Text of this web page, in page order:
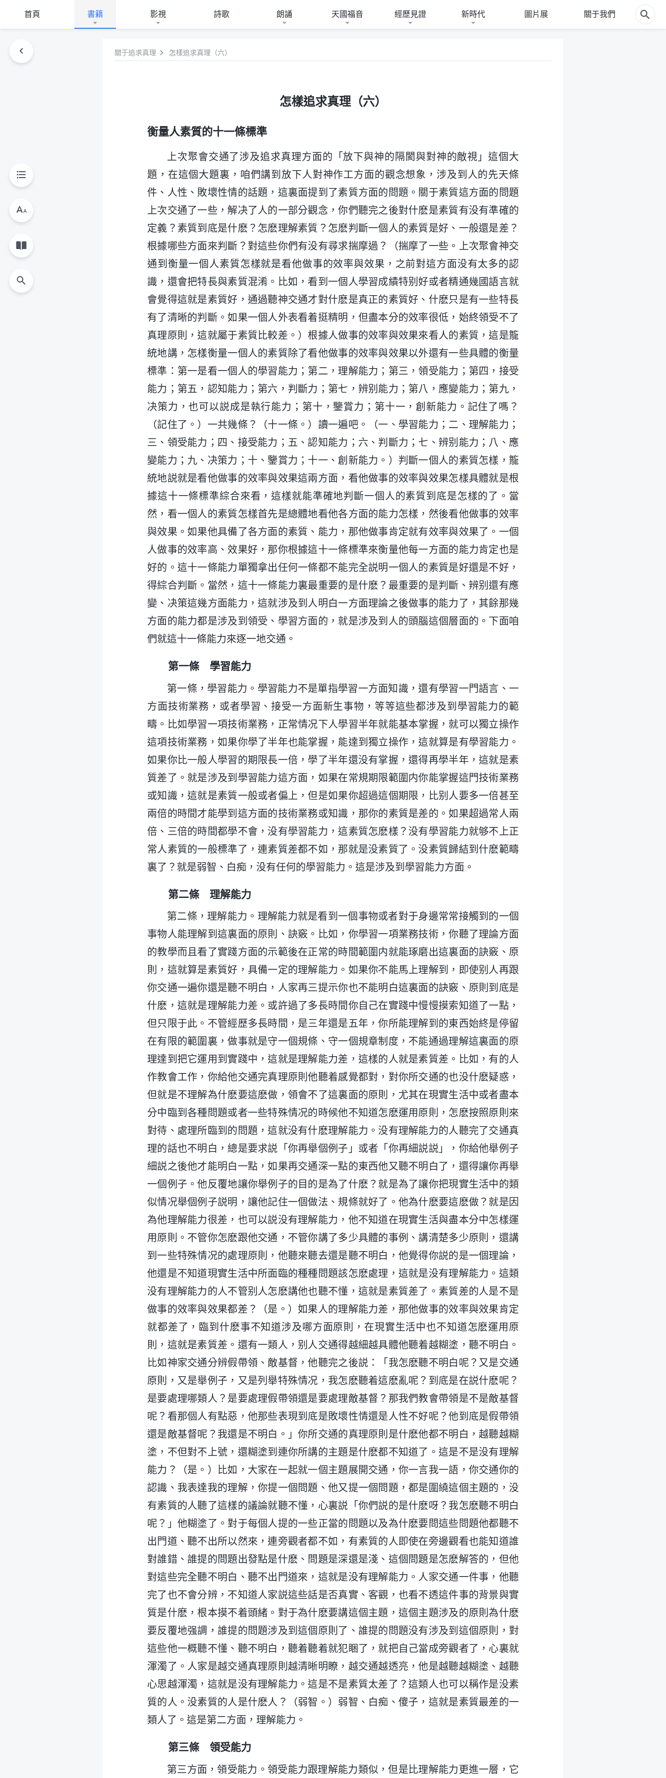
首頁 書籍 影視 詩歌 朗誦 天國福音 經歷見證 新時代 圖片展 關于我們
關于追求真理 怎樣追求真理（六）
怎樣追求真理（六）
衡量人素質的十一條標準
上次聚會交通了涉及追求真理方面的「放下與神的隔閡與對神的敵視」這個大
題，在這個大題裏，咱們講到放下人對神作工方面的觀念想象，涉及到人的先天條
件、人性、敗壞性情的話題，這裏面提到了素質方面的問題。關于素質這方面的問題
上次交通了一些，解决了人的一部分觀念，你們聽完之後對什麽是素質有没有準確的
定義？素質到底是什麽？怎麽理解素質？怎麽判斷一個人的素質是好、一般還是差？
根據哪些方面來判斷？對這些你們有没有尋求揣摩過？（揣摩了一些。上次聚會神交
通到衡量一個人素質怎樣就是看他做事的效率與效果，之前對這方面没有太多的認
識，還會把特長與素質混淆。比如，看到一個人學習成績特别好或者精通幾國語言就
會覺得這就是素質好，通過聽神交通才對什麽是真正的素質好、什麽只是有一些特長
有了清晰的判斷。如果一個人外表看着挺精明，但盡本分的效率很低，始終領受不了
真理原則，這就屬于素質比較差。）根據人做事的效率與效果來看人的素質，這是籠
統地講，怎樣衡量一個人的素質除了看他做事的效率與效果以外還有一些具體的衡量
標準：第一是看一個人的學習能力；第二，理解能力；第三，領受能力；第四，接受
能力；第五，認知能力；第六，判斷力；第七，辨别能力；第八，應變能力；第九，
决策力，也可以説成是執行能力；第十，鑒賞力；第十一，創新能力。記住了嗎？
（記住了。）一共幾條？（十一條。）讀一遍吧。（一、學習能力；二、理解能力；
三、領受能力；四、接受能力；五、認知能力；六、判斷力；七、辨别能力；八、應
變能力；九、决策力；十、鑒賞力；十一、創新能力。）判斷一個人的素質怎樣，籠
統地説就是看他做事的效率與效果這兩方面，看他做事的效率與效果怎樣具體就是根
據這十一條標準綜合來看，這樣就能準確地判斷一個人的素質到底是怎樣的了。當
然，看一個人的素質怎樣首先是總體地看他各方面的能力怎樣，然後看他做事的效率
與效果。如果他具備了各方面的素質、能力，那他做事肯定就有效率與效果了。一個
人做事的效率高、效果好，那你根據這十一條標準來衡量他每一方面的能力肯定也是
好的。這十一條能力單獨拿出任何一條都不能完全説明一個人的素質是好還是不好，
得綜合判斷。當然，這十一條能力裏最重要的是什麽？最重要的是判斷、辨别還有應
變、决策這幾方面能力，這就涉及到人明白一方面理論之後做事的能力了，其餘那幾
方面的能力都是涉及到領受、學習方面的，就是涉及到人的頭腦這個層面的。下面咱
們就這十一條能力來逐一地交通。
第一條 學習能力
第一條，學習能力。學習能力不是單指學習一方面知識，還有學習一門語言、一
方面技術業務，或者學習、接受一方面新生事物，等等這些都涉及到學習能力的範
疇。比如學習一項技術業務，正常情况下人學習半年就能基本掌握，就可以獨立操作
這項技術業務，如果你學了半年也能掌握，能達到獨立操作，這就算是有學習能力。
如果你比一般人學習的期限長一倍，學了半年還没有掌握，還得再學半年，這就是素
質差了。就是涉及到學習能力這方面，如果在常規期限範圍内你能掌握這門技術業務
或知識，這就是素質一般或者偏上，但是如果你超過這個期限，比别人要多一倍甚至
兩倍的時間才能學到這方面的技術業務或知識，那你的素質是差的。如果超過常人兩
倍、三倍的時間都學不會，没有學習能力，這素質怎麽樣？没有學習能力就够不上正
常人素質的一般標準了，連素質差都不如，那就是没素質了。没素質歸結到什麽範疇
裏了？就是弱智、白痴，没有任何的學習能力。這是涉及到學習能力方面。
第二條 理解能力
第二條，理解能力。理解能力就是看到一個事物或者對于身邊常常接觸到的一個
事物人能理解到這裏面的原則、訣竅。比如，你學習一項業務技術，你聽了理論方面
的教學而且看了實踐方面的示範後在正常的時間範圍内就能琢磨出這裏面的訣竅、原
則，這就算是素質好，具備一定的理解能力。如果你不能馬上理解到，即使别人再跟
你交通一遍你還是聽不明白，人家再三提示你也不能明白這裏面的訣竅、原則到底是
什麽，這就是理解能力差。或許過了多長時間你自己在實踐中慢慢摸索知道了一點，
但只限于此。不管經歷多長時間，是三年還是五年，你所能理解到的東西始終是停留
在有限的範圍裏，做事就是守一個規條、守一個規章制度，不能通過理解這裏面的原
理達到把它運用到實踐中，這就是理解能力差，這樣的人就是素質差。比如，有的人
作教會工作，你給他交通完真理原則他聽着感覺都對，對你所交通的也没什麽疑惑，
但就是不理解為什麽要這麽做，領會不了這裏面的原則，尤其在現實生活中或者盡本
分中臨到各種問題或者一些特殊情况的時候他不知道怎麽運用原則，怎麽按照原則來
對待、處理所臨到的問題，這就没有什麽理解能力。没有理解能力的人聽完了交通真
理的話也不明白，總是要求説「你再舉個例子」或者「你再細説説」，你給他舉例子
細説之後他才能明白一點，如果再交通深一點的東西他又聽不明白了，還得讓你再舉
一個例子。他反覆地讓你舉例子的目的是為了什麽？就是為了讓你把現實生活中的類
似情况舉個例子説明，讓他記住一個做法、規條就好了。他為什麽要這麽做？就是因
為他理解能力很差，也可以説没有理解能力，他不知道在現實生活與盡本分中怎樣運
用原則。不管你怎麽跟他交通，不管你講了多少具體的事例、講清楚多少原則，還講
到一些特殊情况的處理原則，他聽來聽去還是聽不明白，他覺得你説的是一個理論，
他還是不知道現實生活中所面臨的種種問題該怎麽處理，這就是没有理解能力。這類
没有理解能力的人不管别人怎麽講他也聽不懂，這就是素質差了。素質差的人是不是
做事的效率與效果都差？（是。）如果人的理解能力差，那他做事的效率與效果肯定
就都差了，臨到什麽事不知道涉及哪方面原則，在現實生活中也不知道怎麽運用原
則，這就是素質差。還有一類人，别人交通得越細越具體他聽着越糊塗，聽不明白。
比如神家交通分辨假帶領、敵基督，他聽完之後説：「我怎麽聽不明白呢？又是交通
原則，又是舉例子，又是列舉特殊情况，我怎麽聽着這麽亂呢？到底是在説什麽呢？
是要處理哪類人？是要處理假帶領還是要處理敵基督？那我們教會帶領是不是敵基督
呢？看那個人有點惡，他那些表現到底是敗壞性情還是人性不好呢？他到底是假帶領
還是敵基督呢？我還是不明白。」你所交通的真理原則是什麽他都不明白，越聽越糊
塗，不但對不上號，還糊塗到連你所講的主題是什麽都不知道了。這是不是没有理解
能力？（是。）比如，大家在一起就一個主題展開交通，你一言我一語，你交通你的
認識、我表達我的理解，你提一個問題、他又提一個問題，都是圍繞這個主題的，没
有素質的人聽了這樣的議論就聽不懂，心裏説「你們説的是什麽呀？我怎麽聽不明白
呢？」他糊塗了。對于每個人提的一些正當的問題以及為什麽要問這些問題他都聽不
出門道、聽不出所以然來，連旁觀者都不如，有素質的人即使在旁邊觀看也能知道誰
對誰錯、誰提的問題出發點是什麽、問題是深還是淺、這個問題是怎麽解答的，但他
對這些完全聽不明白、聽不出門道來，這就是没有理解能力。人家交通一件事，他聽
完了也不會分辨，不知道人家説這些話是否真實、客觀，也看不透這件事的背景與實
質是什麽，根本摸不着頭緒。對于為什麽要講這個主題，這個主題涉及的原則為什麽
要反覆地强調，誰提的問題涉及到這個原則了、誰提的問題没有涉及到這個原則，對
這些他一概聽不懂、聽不明白，聽着聽着就犯睏了，就把自己當成旁觀者了，心裏就
渾濁了。人家是越交通真理原則越清晰明瞭，越交通越透亮，他是越聽越糊塗、越聽
心思越渾濁，這就是没有理解能力。這是不是素質太差了？這類人也可以稱作是没素
質的人。没素質的人是什麽人？（弱智。）弱智、白痴、傻子，這就是素質最差的一
類人了。這是第二方面，理解能力。
第三條 領受能力
第三方面，領受能力。領受能力跟理解能力類似，但是比理解能力更進一層，它